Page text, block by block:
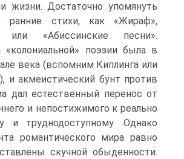
жизни. Достаточно упомянуть
ранние стихи, как «Жираф»,
или «Абиссинские песни».
«колониальной» поэзии была в
века (вспомним Киплинга или
и акмеистический бунт против
дал естественный перенос от
и непостижимого к реально
и труднодоступному. Однако
романтического мира равно
скучной обыденности.